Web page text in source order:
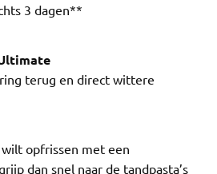
3 dagen**
terug en direct wittere
opfrissen met een
dan snel naar de tandpasta’s